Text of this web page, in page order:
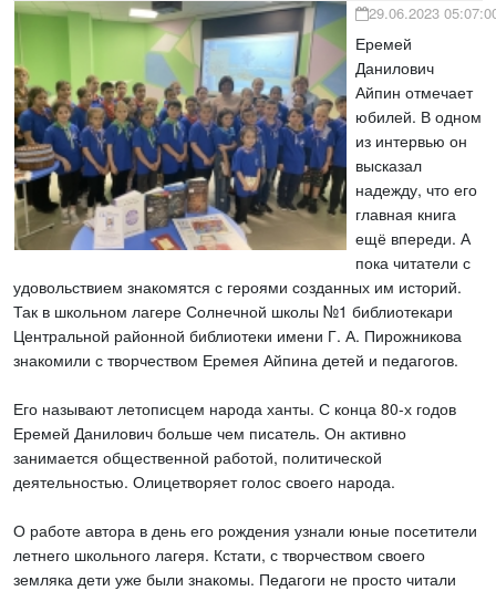
29.06.2023
Еремей
Данилович
Айпин отмечает
юбилей. В одном
из интервью он
высказал
надежду, что его
главная книга
ещё впереди. А
пока читатели с
удовольствием знакомятся с героями созданных им историй.
Так в школьном лагере Солнечной школы №1 библиотекари
Центральной районной библиотеки имени Г. А. Пирожникова
знакомили с творчеством Еремея Айпина детей и педагогов.
Его называют летописцем народа ханты. С конца 80-х годов
Еремей Данилович больше чем писатель. Он активно
занимается общественной работой, политической
деятельностью. Олицетворяет голос своего народа.
О работе автора в день его рождения узнали юные посетители
летнего школьного лагеря. Кстати, с творчеством своего
земляка дети уже были знакомы. Педагоги не просто читали